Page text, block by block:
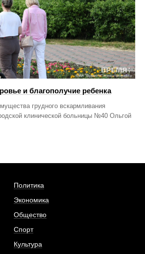
и благополучие ребенка
грудного вскармливания
клинической больницы №40 Ольгой
Политика
Экономика
Общество
Спорт
Культура